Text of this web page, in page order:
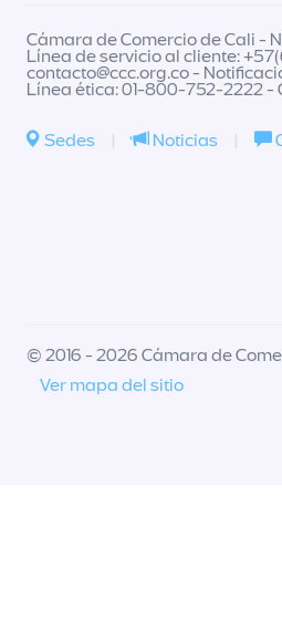
Cámara de Comercio de Cali -
Línea de servicio al cliente:
contacto@ccc.org.co-
Línea ética: 01-800-752-2222 -
Sedes | Noticias |
© 2016 - 2026 Cámara de
Ver mapa del sitio